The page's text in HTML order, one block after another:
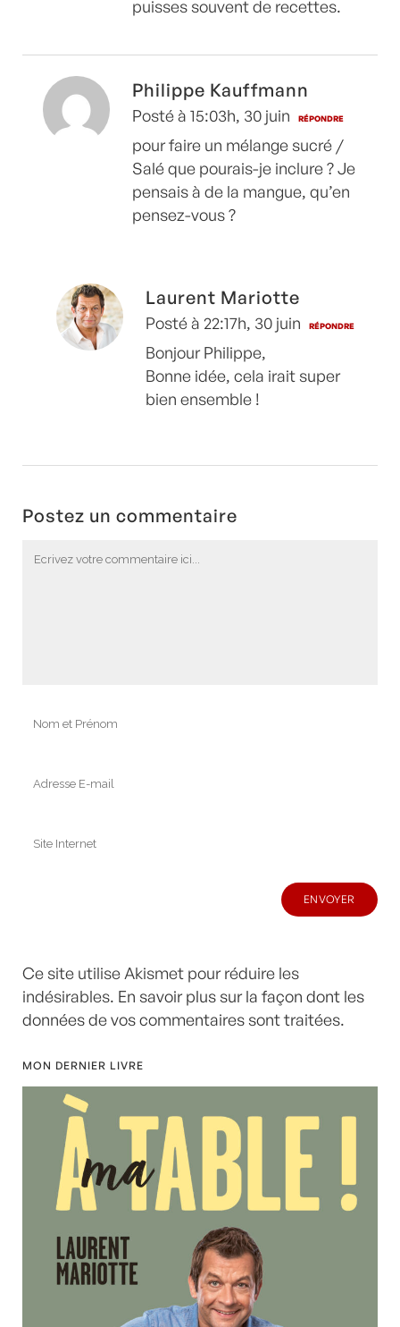
puisses souvent de recettes.
Philippe Kauffmann
Posté à 15:03h, 30 juin RÉPONDRE
pour faire un mélange sucré /
Salé que pourais-je inclure ? Je
pensais à de la mangue, qu’en
pensez-vous ?
Laurent Mariotte
Posté à 22:17h, 30 juin RÉPONDRE
Bonjour Philippe,
Bonne idée, cela irait super
bien ensemble !
Postez un commentaire
Ce site utilise Akismet pour réduire les
indésirables. En savoir plus sur la façon dont les
données de vos commentaires sont traitées.
MON DERNIER LIVRE